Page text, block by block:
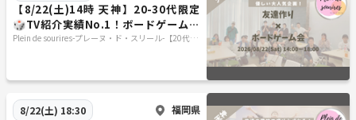
【8/22(土)14時 天神】20-30代限定
🎲TV紹介実績No.1！ボードゲームで
友達作り☆初心者歓迎／満席続出！
Plein de sourires-プレーヌ・ド・スリール-【20代/3
8/22(土) 18:30 福岡県